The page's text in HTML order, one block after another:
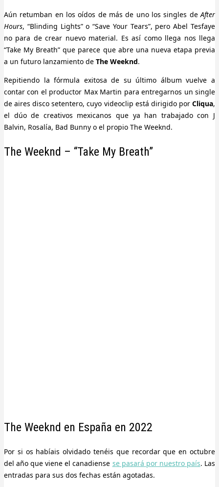
Aún retumban en los oídos de más de uno los singles de After
Hours, “Blinding Lights” o “Save Your Tears”, pero Abel Tesfaye
no para de crear nuevo material. Es así como llega nos llega
“Take My Breath” que parece que abre una nueva etapa previa
a un futuro lanzamiento de The Weeknd.
Repitiendo la fórmula exitosa de su último álbum vuelve a
contar con el productor Max Martin para entregarnos un single
de aires disco setentero, cuyo videoclip está dirigido por Cliqua,
el dúo de creativos mexicanos que ya han trabajado con J
Balvin, Rosalía, Bad Bunny o el propio The Weeknd.
The Weeknd – “Take My Breath”
The Weeknd en España en 2022
Por si os habíais olvidado tenéis que recordar que en octubre
del año que viene el canadiense se pasará por nuestro país. Las
entradas para sus dos fechas están agotadas.